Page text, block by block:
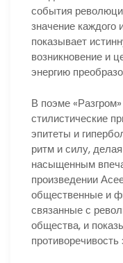
события
значение каждого
показывает
возникновение и
энергию
В поэме
стилистические
эпитеты и
ритм и силу,
насыщенным
произведении
общественные и
связанные с
общества, и
противоречивость